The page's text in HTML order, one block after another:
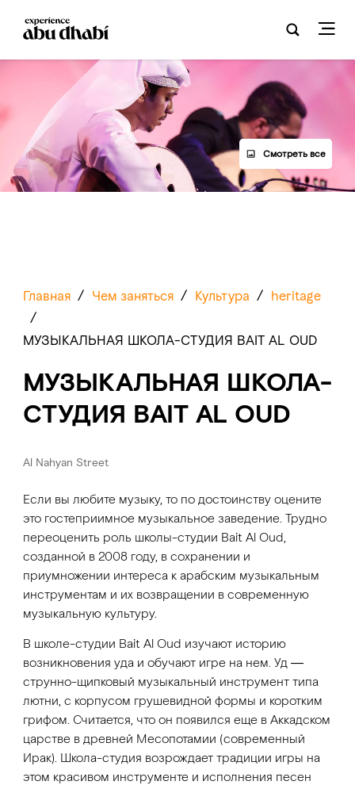
Смотреть все
Главная / Чем заняться / Культура / heritage
/
МУЗЫКАЛЬНАЯ ШКОЛА-СТУДИЯ BAIT AL OUD
МУЗЫКАЛЬНАЯ ШКОЛА-
СТУДИЯ BAIT AL OUD
Al Nahyan Street
Если вы любите музыку, то по достоинству оцените
это гостеприимное музыкальное заведение. Трудно
переоценить роль школы-студии Bait Al Oud,
созданной в 2008 году, в сохранении и
приумножении интереса к арабским музыкальным
инструментам и их возвращении в современную
музыкальную культуру.
В школе-студии Bait Al Oud изучают историю
возникновения уда и обучают игре на нем. Уд ―
струнно-щипковый музыкальный инструмент типа
лютни, с корпусом грушевидной формы и коротким
грифом. Считается, что он появился еще в Аккадском
царстве в древней Месопотамии (современный
Ирак). Школа-студия возрождает традиции игры на
этом красивом инструменте и исполнения песен